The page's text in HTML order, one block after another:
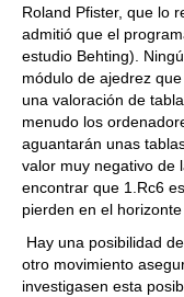
Roland Pfister, que lo
admitió que el
estudio Behting).
módulo de ajedrez
una valoración de
menudo los
aguantarán unas
valor muy negativo de
encontrar que 1.Rc6
pierden en el
Hay una posibilidad
otro movimiento
investigasen esta